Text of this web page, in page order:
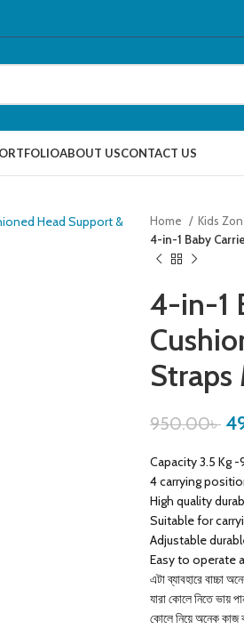
ABOUT USCONTACT US
Home
Kids
4-in-1 Baby
4-in-1
950.00৳
Capacity 3.5 Kg -
4 carrying
High quality
Suitable for
Adjustable
Easy to operate
এটা ব্যাবহারে বাচ্চা
যারা কোলে নিতে ভায়
কোলে নিয়ে অনেক কাজ